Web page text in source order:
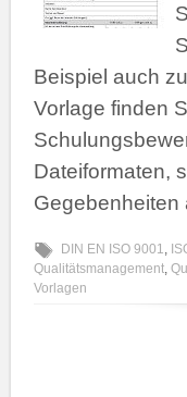
Beispiel auch
Vorlage finden
Dateiformaten,
DIN EN ISO 9001,
Qualitätsmanagement,
Vorlagen